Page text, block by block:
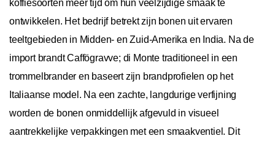
koffiesoorten meer tijd om hun veelzijdige smaak te
ontwikkelen. Het bedrijf betrekt zijn bonen uit ervaren
teeltgebieden in Midden- en Zuid-Amerika en India. Na de
import brandt Caffögravve; di Monte traditioneel in een
trommelbrander en baseert zijn brandprofielen op het
Italiaanse model. Na een zachte, langdurige verfijning
worden de bonen onmiddellijk afgevuld in visueel
aantrekkelijke verpakkingen met een smaakventiel. Dit